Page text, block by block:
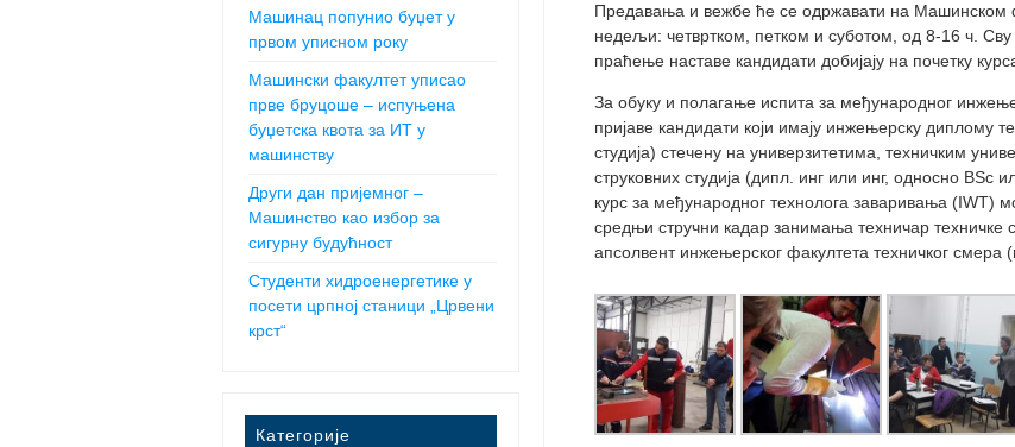
Предавања и вежбе ће се одржавати на Машинском
недељи: четвртком, петком и суботом, од 8-16 ч. Сву
праћење наставе кандидати добијају на почетку
За обуку и полагање испита за међународног
пријаве кандидати који имају инжењерску диплому
студија) стечену на универзитетима, техничким
струковних студија (дипл. инг или инг, односно
курс за међународног технолога заваривања (IWT)
средњи стручни кадар занимања техничар техничке
апсолвент инжењерског факултета техничког смера
Машинац попунио буџет у
првом уписном року
Машински факултет уписао
прве бруцоше – испуњена
буџетска квота за ИТ у
машинству
Други дан пријемног –
Машинство као избор за
сигурну будућност
Студенти хидроенергетике у
посети црпној станици „Црвени
крст“
Категорије